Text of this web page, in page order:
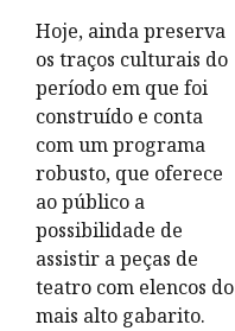
Hoje, ainda preserva
os traços culturais do
período em que foi
construído e conta
com um programa
robusto, que oferece
ao público a
possibilidade de
assistir a peças de
teatro com elencos do
mais alto gabarito.